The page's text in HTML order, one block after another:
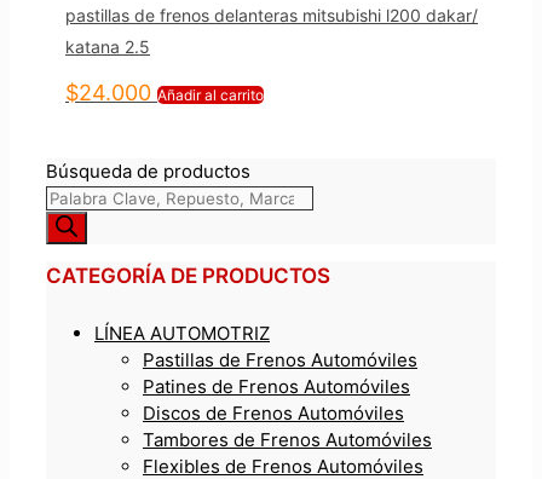
pastillas de frenos delanteras mitsubishi l200 dakar/
katana 2.5
$24.000 Añadir al carrito
Búsqueda de productos
CATEGORÍA DE PRODUCTOS
LÍNEA AUTOMOTRIZ
Pastillas de Frenos Automóviles
Patines de Frenos Automóviles
Discos de Frenos Automóviles
Tambores de Frenos Automóviles
Flexibles de Frenos Automóviles